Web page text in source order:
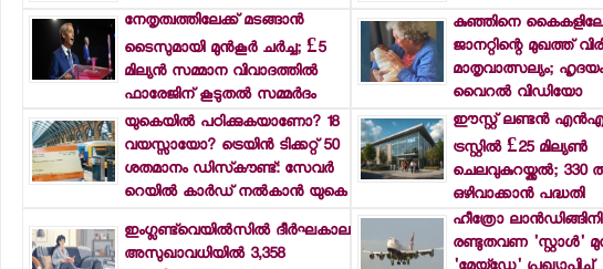
നേതൃത്വത്തിലേക്ക് മടങ്ങാന്‍
ടൈസുമായി മുന്‍കൂര്‍ ചര്‍ച്ച; £5
മില്യന്‍ സമ്മാന വിവാദത്തില്‍
ഫാരേജിന് കൂടുതല്‍ സമ്മര്‍ദം
കുഞ്ഞിനെ
ജാനറ്റിന്റെ മുഖത്ത്
മാതൃവാത്സല്യം;
വൈറല്‍ വിഡിയോ
യുകെയില്‍ പഠിക്കുകയാണോ? 18
വയസ്സായോ? ട്രെയിന്‍ ടിക്കറ്റ് 50
ശതമാനം ഡിസ്‌കൗണ്ട്: സേവര്‍
റെയില്‍ കാര്‍ഡ് നല്‍കാന്‍ യുകെ
ഈസ്റ്റ് ലണ്ടന്‍
ട്രസ്റ്റില്‍ £25 മില്യണ്‍
ചെലവുകുറയ്ക്കല്‍; 330
ഒഴിവാക്കാന്‍ പദ്ധതി
ഇംഗ്ലണ്ട്‌വെയില്‍സില്‍ ദീര്‍ഘകാല
അസുഖാവധിയില്‍ 3,358
ഹീത്രോ
രണ്ടുതവണ 'സ്റ്റാള്‍'